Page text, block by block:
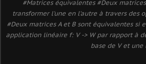
#Matrices équivalentes #Deux
transformer l'une en l'autre à travers des
#Deux matrices A et B sont équivalentes
application linéaire f: V -> W par rapport à
base de V et une